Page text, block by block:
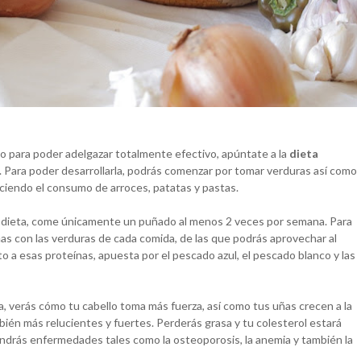
para poder adelgazar totalmente efectivo, apúntate a la dieta
. Para poder desarrollarla, podrás comenzar por tomar verduras así como
el consumo de arroces, patatas y pastas.
come únicamente un puñado al menos 2 veces por semana. Para
con las verduras de cada comida, de las que podrás aprovechar al
a esas proteínas, apuesta por el pescado azul, el pescado blanco y las
verás cómo tu cabello toma más fuerza, así como tus uñas crecen a la
más relucientes y fuertes. Perderás grasa y tu colesterol estará
enfermedades tales como la osteoporosis, la anemia y también la